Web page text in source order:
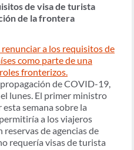
de visa de turista
de la frontera
a los requisitos de
como parte de una
fronterizos.
de COVID-19,
lunes. El primer ministro
semana sobre la
a los viajeros
de agencias de
requería visas de turista